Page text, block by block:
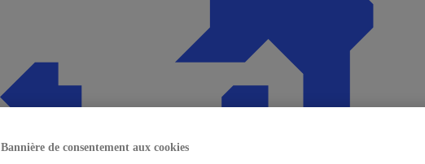
Bannière de consentement aux cookies